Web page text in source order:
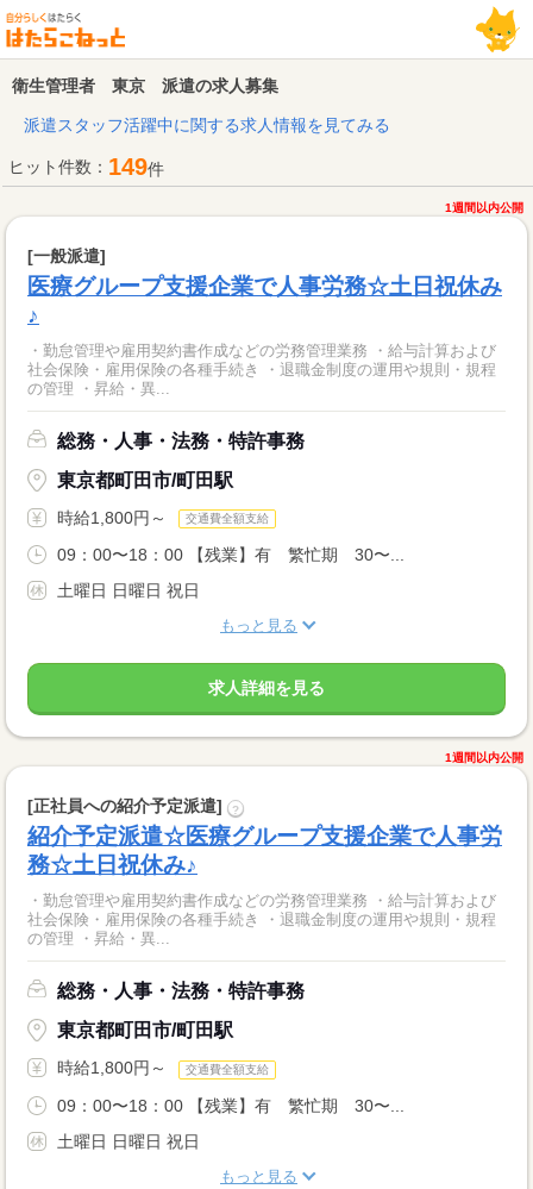
衛生管理者 東京 派遣の求人募集
派遣スタッフ活躍中に関する求人情報を見てみる
ヒット件数： 149件
1週間以内公開
[一般派遣]
医療グループ支援企業で人事労務☆土日祝休み
♪
・勤怠管理や雇用契約書作成などの労務管理業務 ・給与計算および
社会保険・雇用保険の各種手続き ・退職金制度の運用や規則・規程
の管理 ・昇給・異...
総務・人事・法務・特許事務
東京都町田市/町田駅
時給1,800円～ 交通費全額支給
09：00〜18：00 【残業】有 繁忙期 30〜...
土曜日 日曜日 祝日
もっと見る
求人詳細を見る
1週間以内公開
[正社員への紹介予定派遣] ?
紹介予定派遣☆医療グループ支援企業で人事労
務☆土日祝休み♪
・勤怠管理や雇用契約書作成などの労務管理業務 ・給与計算および
社会保険・雇用保険の各種手続き ・退職金制度の運用や規則・規程
の管理 ・昇給・異...
総務・人事・法務・特許事務
東京都町田市/町田駅
時給1,800円～ 交通費全額支給
09：00〜18：00 【残業】有 繁忙期 30〜...
土曜日 日曜日 祝日
もっと見る